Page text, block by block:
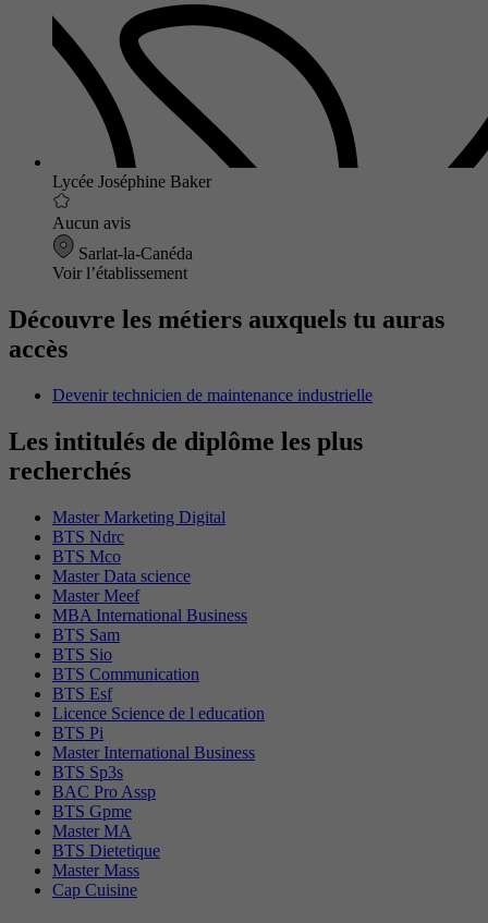
Lycée Joséphine Baker
Aucun avis
Sarlat-la-Canéda
Voir l’établissement
Découvre les métiers auxquels tu auras
accès
Devenir technicien de maintenance industrielle
Les intitulés de diplôme les plus
recherchés
Master Marketing Digital
BTS Ndrc
BTS Mco
Master Data science
Master Meef
MBA International Business
BTS Sam
BTS Sio
BTS Communication
BTS Esf
Licence Science de l education
BTS Pi
Master International Business
BTS Sp3s
BAC Pro Assp
BTS Gpme
Master MA
BTS Dietetique
Master Mass
Cap Cuisine